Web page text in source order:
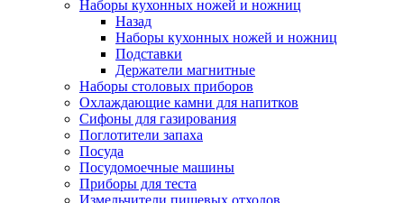
Наборы кухонных ножей и ножниц
Назад
Наборы кухонных ножей и ножниц
Подставки
Держатели магнитные
Наборы столовых приборов
Охлаждающие камни для напитков
Сифоны для газирования
Поглотители запаха
Посуда
Посудомоечные машины
Приборы для теста
Измельчители пищевых отходов